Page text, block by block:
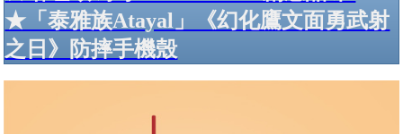
★「泰雅族Atayal」《幻化鷹文面勇武射
之日》防摔手機殼